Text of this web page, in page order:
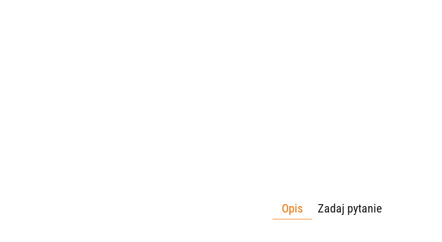
Opis Zadaj pytanie